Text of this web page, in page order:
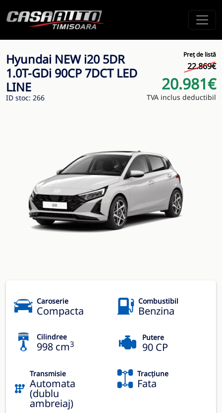
Hyundai NEW i20 5DR
1.0T-GDi 90CP 7DCT LED
LINE
ID stoc: 266
Preț de listă
22.869€
20.981€
TVA inclus deductibil
Caroserie
Compacta
Combustibil
Benzina
Cilindree
998 cm3
Putere
90 CP
Transmisie
Automata
(dublu
ambreiaj)
Tracțiune
Fata